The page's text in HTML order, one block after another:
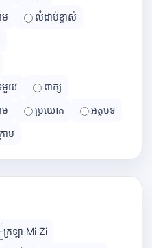
ម
លំដាប់ខ្ទាស់
មួយ
ពាក្យ
ម
ប្រយោគ
អត្ថបទ
ោម
ក្រឡា Mi Zi